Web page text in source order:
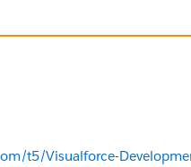
t5/Visualforce-